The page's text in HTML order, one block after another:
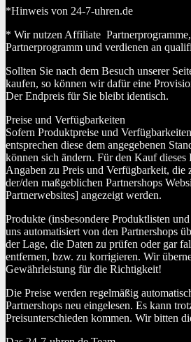
*Hinweis von 24-7-uhren.de
* Wir nutzen Affiliate
Partnerprogramm und verdienen an
Sollten Sie nach dem Besuch unserer
kaufen, so können wir dafür eine
Der Endpreis für Sie bleibt identisch.
Preise und Verfügbarkeiten
Sofern Produktpreise und
entsprechen diese dem angegebenen
können sich ändern. Für den Kauf dieses
Angaben zu Preis und Verfügbarkeit,
der/den maßgeblichen Partnershops
Partnerwebsites] angezeigt werden.
Produkte (insbesondere Produktlisten
uns automatisiert von den Partnershops
der Lage, die Daten zu prüfen oder gar
entfernen, bzw. zu korrigieren. Wir
Gewährleistung für die Richtigkeit!
Die Preise werden regelmäßig
Partnershops neu eingelesen. Es kann
Preisunterschieden kommen. Wir bitten